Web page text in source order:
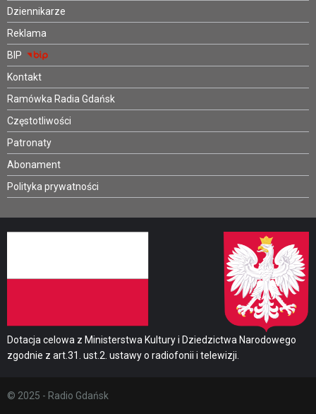
Dziennikarze
Reklama
BIP
Kontakt
Ramówka Radia Gdańsk
Częstotliwości
Patronaty
Abonament
Polityka prywatności
Dotacja celowa z Ministerstwa Kultury i Dziedzictwa Narodowego
zgodnie z art.31. ust.2. ustawy o radiofonii i telewizji.
© 2025 - Radio Gdańsk